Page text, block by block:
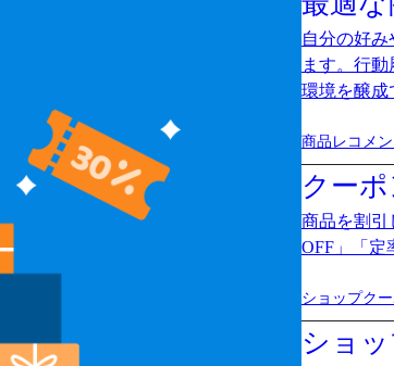
自分の好
ます。行
環境を醸成
商品レコメン
クー
商品を割引
OFF」「定
ショップク
ショ